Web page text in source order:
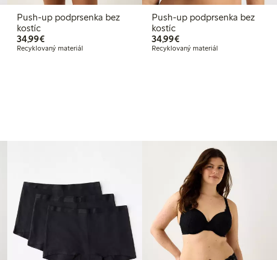
Push-up podprsenka bez
kostíc
34,99€34,99 €
Recyklovaný materiál
Push-up podprsenka bez
kostíc
34,99€34,99 €
Recyklovaný materiál